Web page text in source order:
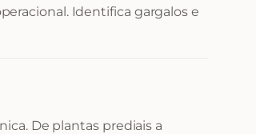
Identifica gargalos e
De plantas prediais a